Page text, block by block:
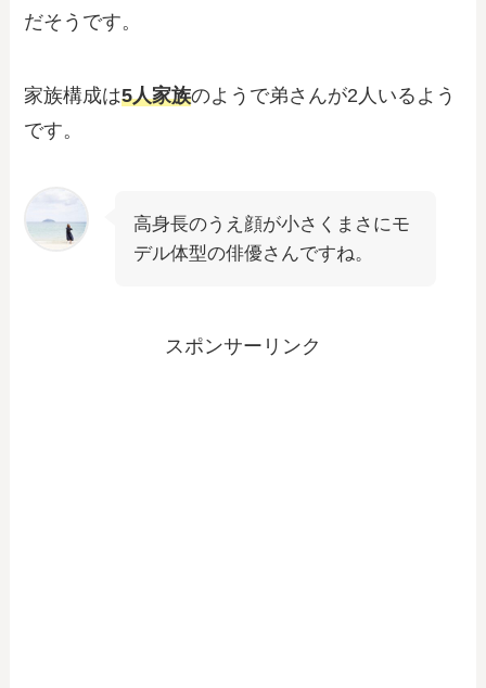
だそうです。
家族構成は5人家族のようで弟さんが2人いるよう
です。
高身長のうえ顔が小さくまさにモ
デル体型の俳優さんですね。
スポンサーリンク